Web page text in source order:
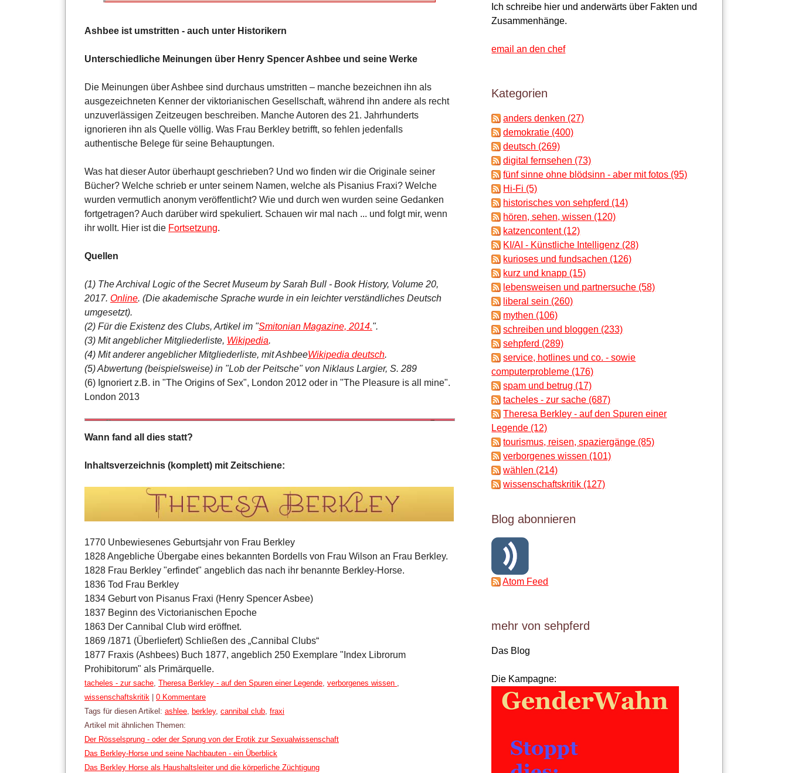
Ashbee ist umstritten - auch unter Historikern
Unterschiedliche Meinungen über Henry Spencer Ashbee und seine Werke
Die Meinungen über Ashbee sind durchaus umstritten – manche bezeichnen ihn als
ausgezeichneten Kenner der viktorianischen Gesellschaft, während ihn andere als recht
unzuverlässigen Zeitzeugen beschreiben. Manche Autoren des 21. Jahrhunderts
ignorieren ihn als Quelle völlig. Was Frau Berkley betrifft, so fehlen jedenfalls
authentische Belege für seine Behauptungen.
Was hat dieser Autor überhaupt geschrieben? Und wo finden wir die Originale seiner
Bücher? Welche schrieb er unter seinem Namen, welche als Pisanius Fraxi? Welche
wurden vermutlich anonym veröffentlicht? Wie und durch wen wurden seine Gedanken
fortgetragen? Auch darüber wird spekuliert. Schauen wir mal nach ... und folgt mir, wenn
ihr wollt. Hier ist die Fortsetzung.
Quellen
(1) The Archival Logic of the Secret Museum by Sarah Bull - Book History, Volume 20,
2017. Online. (Die akademische Sprache wurde in ein leichter verständliches Deutsch
umgesetzt).
(2) Für die Existenz des Clubs, Artikel im "Smitonian Magazine, 2014.".
(3) Mit angeblicher Mitgliederliste, Wikipedia.
(4) Mit anderer angeblicher Mitgliederliste, mit AshbeeWikipedia deutsch.
(5) Abwertung (beispielsweise) in "Lob der Peitsche" von Niklaus Largier, S. 289
(6) Ignoriert z.B. in "The Origins of Sex", London 2012 oder in "The Pleasure is all mine".
London 2013
Wann fand all dies statt?
Inhaltsverzeichnis (komplett) mit Zeitschiene:
1770 Unbewiesenes Geburtsjahr von Frau Berkley
1828 Angebliche Übergabe eines bekannten Bordells von Frau Wilson an Frau Berkley.
1828 Frau Berkley "erfindet" angeblich das nach ihr benannte Berkley-Horse.
1836 Tod Frau Berkley
1834 Geburt von Pisanus Fraxi (Henry Spencer Asbee)
1837 Beginn des Victorianischen Epoche
1863 Der Cannibal Club wird eröffnet.
1869 /1871 (Überliefert) Schließen des „Cannibal Clubs“
1877 Fraxis (Ashbees) Buch 1877, angeblich 250 Exemplare "Index Librorum
Prohibitorum" als Primärquelle.
Kategorien:
tacheles - zur sache Theresa Berkley - auf den Spuren einer Legende verborgenes wissen
wissenschaftskritik
0 Kommentare
Tags für diesen Artikel: ashlee berkley, cannibal club fraxi
Artikel mit ähnlichen Themen:
Der Rösselsprung - oder der Sprung von der Erotik zur Sexualwissenschaft
Das Berkley-Horse und seine Nachbauten - ein Überblick
Das Berkley Horse als Haushaltsleiter und die körperliche Züchtigung
Ich schreibe hier und anderwärts über Fakten und
Zusammenhänge.
email an den chef
Kategorien
anders denken (27)
demokratie (400)
deutsch (269)
digital fernsehen (73)
fünf sinne ohne blödsinn - aber mit fotos (95)
Hi-Fi (5)
historisches von sehpferd (14)
hören, sehen, wissen (120)
katzencontent (12)
KI/AI - Künstliche Intelligenz (28)
kurioses und fundsachen (126)
kurz und knapp (15)
lebensweisen und partnersuche (58)
liberal sein (260)
mythen (106)
schreiben und bloggen (233)
sehpferd (289)
service, hotlines und co. - sowie
computerprobleme (176)
spam und betrug (17)
tacheles - zur sache (687)
Theresa Berkley - auf den Spuren einer
Legende (12)
tourismus, reisen, spaziergänge (85)
verborgenes wissen (101)
wählen (214)
wissenschaftskritik (127)
Blog abonnieren
Atom Feed
mehr von sehpferd
Das Blog
Die Kampagne: